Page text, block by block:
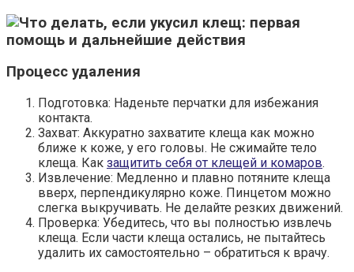
Процесс удаления
Подготовка: Наденьте перчатки для избежания
контакта.
Захват: Аккуратно захватите клеща как можно
ближе к коже, у его головы. Не сжимайте тело
клеща. Как защитить себя от клещей и комаров.
Извлечение: Медленно и плавно потяните клеща
вверх, перпендикулярно коже. Пинцетом можно
слегка выкручивать. Не делайте резких движений.
Проверка: Убедитесь, что вы полностью извлечь
клеща. Если части клеща остались, не пытайтесь
удалить их самостоятельно – обратиться к врачу.